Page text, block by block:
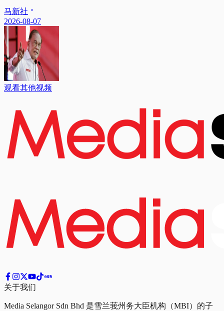
马新社
2026-08-07
观看其他视频
关于我们
Media Selangor Sdn Bhd 是雪兰莪州务大臣机构（MBI）的子